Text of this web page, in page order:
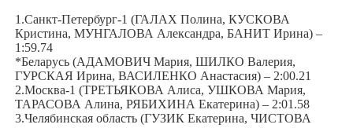
1.Санкт-Петербург-1 (ГАЛАХ Полина, КУСКОВА
Кристина, МУНГАЛОВА Александра, БАНИТ Ирина) –
1:59.74
*Беларусь (АДАМОВИЧ Мария, ШИЛКО Валерия,
ГУРСКАЯ Ирина, ВАСИЛЕНКО Анастасия) – 2:00.21
2.Москва-1 (ТРЕТЬЯКОВА Алиса, УШКОВА Мария,
ТАРАСОВА Алина, РЯБИХИНА Екатерина) – 2:01.58
3.Челябинская область (ГУЗИК Екатерина, ЧИСТОВА